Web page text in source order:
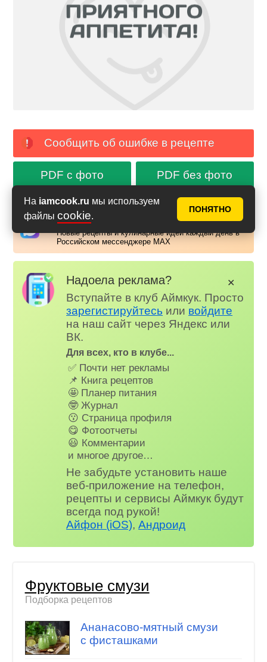
На iamcook.ru мы используем
файлы cookie.
ПОНЯТНО
Сообщить об ошибке в рецепте
PDF с фото PDF без фото
Аймкук в Макс
Новые рецепты и кулинарные идеи каждый день в
Российском мессенджере MAX
Надоела реклама?
Вступайте в клуб Аймкук. Просто
зарегистируйтесь или войдите
на наш сайт через Яндекс или
ВК.
Для всех, кто в клубе...
✅ Почти нет рекламы
📌 Книга рецептов
🤩 Планер питания
🤓 Журнал
😗 Страница профиля
😋 Фотоотчеты
😃 Комментарии
и многое другое…
Не забудьте установить наше
веб-приложение на телефон,
рецепты и сервисы Аймкук будут
всегда под рукой!
Айфон (iOS),Андроид
✕
Фруктовые смузи
Подборка рецептов
Ананасово-мятный смузи
с фисташками